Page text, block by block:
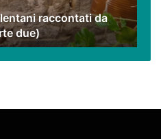
raccontati da
due)